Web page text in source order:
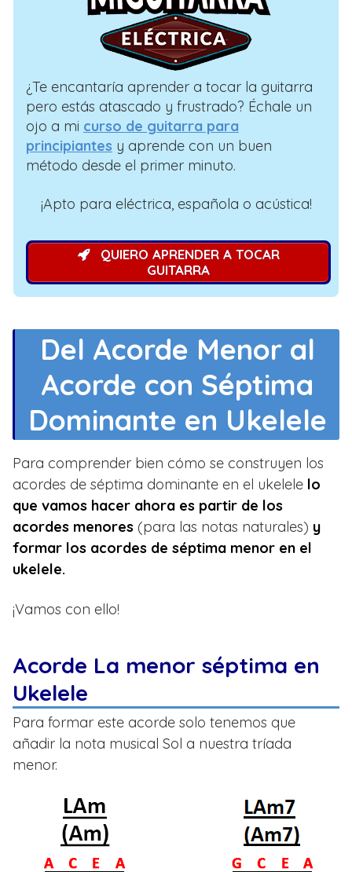
¿Te encantaría aprender a tocar la guitarra
pero estás atascado y frustrado? Échale un
ojo a mi curso de guitarra para
principiantes y aprende con un buen
método desde el primer minuto.
¡Apto para eléctrica, española o acústica!
QUIERO APRENDER A TOCAR
GUITARRA
Del Acorde Menor al
Acorde con Séptima
Dominante en Ukelele
Para comprender bien cómo se construyen los
acordes de séptima dominante en el ukelele lo
que vamos hacer ahora es partir de los
acordes menores (para las notas naturales) y
formar los acordes de séptima menor en el
ukelele.
¡Vamos con ello!
Acorde La menor séptima en
Ukelele
Para formar este acorde solo tenemos que
añadir la nota musical Sol a nuestra tríada
menor.